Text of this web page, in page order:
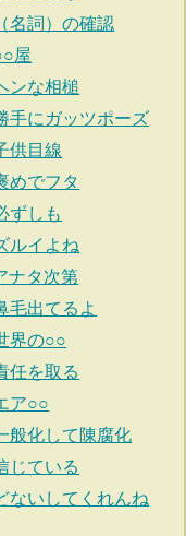
名詞）の確認
屋
ンな相槌
手にガッツポーズ
供目線
めでフタ
ずしも
ルイよね
ナタ次第
毛出てるよ
界の○○
任を取る
ア○○
般化して陳腐化
じている
ないしてくれんね